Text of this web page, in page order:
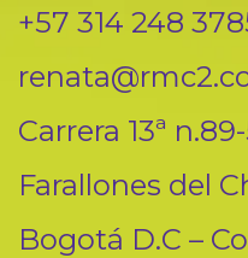
+57 314 248
Carrera 13ª
Farallones del
Bogotá D.C –